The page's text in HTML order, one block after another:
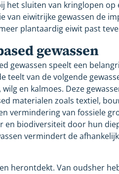
het sluiten van kringlopen
van eiwitrijke gewassen de
plantaardig eiwit past
gewassen
gewassen speelt een
teelt van de volgende
en kalmoes. Deze
materialen zoals textiel,
vermindering van fossiele
en biodiversiteit door hun
vermindert de
herontdekt. Van oudsher